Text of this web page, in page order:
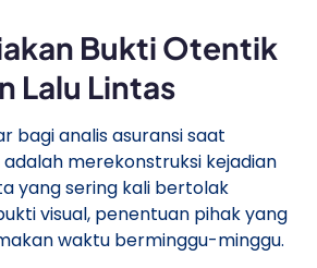
Bukti Otentik
Lalu Lintas
bagi analis asuransi saat
merekonstruksi kejadian
yang sering kali bertolak
visual, penentuan pihak yang
waktu berminggu-minggu.